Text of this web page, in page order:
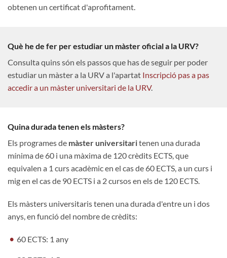
obtenen un certificat d'aprofitament.
Què he de fer per estudiar un màster oficial a la URV?
Consulta quins són els passos que has de seguir per poder
estudiar un màster a la URV a l'apartat Inscripció pas a pas
accedir a un màster universitari de la URV.
Quina durada tenen els màsters?
Els programes de màster universitaritenen una durada
mínima de 60 i una màxima de 120 crèdits ECTS, que
equivalen a 1 curs acadèmic en el cas de 60 ECTS, a un curs i
mig en el cas de 90 ECTS i a 2 cursos en els de 120 ECTS.
Els màsters universitaris tenen una durada d'entre un i dos
anys, en funció del nombre de crèdits:
60 ECTS: 1 any